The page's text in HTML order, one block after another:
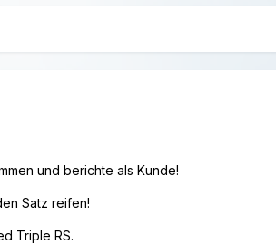
und berichte als Kunde!
Satz reifen!
Triple RS.